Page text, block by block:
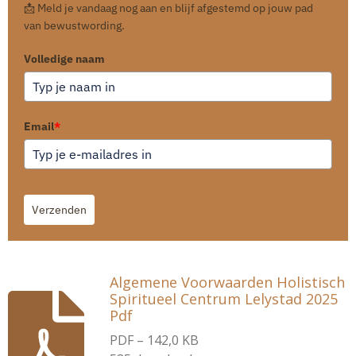
📩 Meld je vandaag nog aan en blijf afgestemd op jouw pad
van bewustwording.
Volledige naam
Email*
Verzenden
Algemene Voorwaarden Holistisch
Spiritueel Centrum Lelystad 2025
Pdf
PDF – 142,0 KB